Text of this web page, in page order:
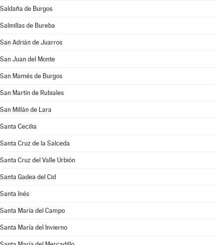
Saldaña de Burgos
Salinillas de Bureba
San Adrián de Juarros
San Juan del Monte
San Mamés de Burgos
San Martín de Rubiales
San Millán de Lara
Santa Cecilia
Santa Cruz de la Salceda
Santa Cruz del Valle Urbión
Santa Gadea del Cid
Santa Inés
Santa María del Campo
Santa María del Invierno